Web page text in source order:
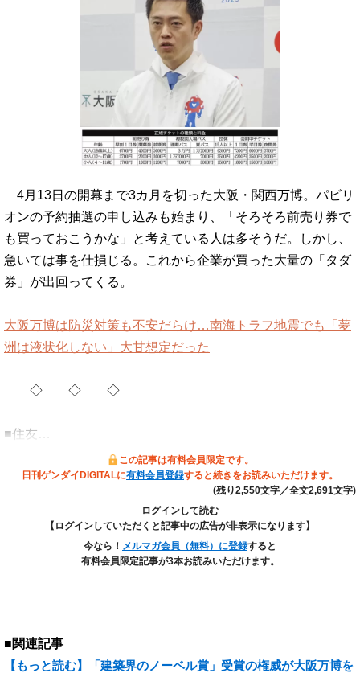
4月13日の開幕まで3カ月を切った大阪・関西万博。パビリ
オンの予約抽選の申し込みも始まり、「そろそろ前売り券で
も買っておこうかな」と考えている人は多そうだ。しかし、
急いては事を仕損じる。これから企業が買った大量の「タダ
券」が出回ってくる。
大阪万博は防災対策も不安だらけ…南海トラフ地震でも「夢
洲は液状化しない」大甘想定だった
◇ ◇ ◇
■住友…
この記事は有料会員限定です。
日刊ゲンダイDIGITALに有料会員登録すると続きをお読みいただけます。
(残り2,550文字／全文2,691文字)
ログインして読む
【ログインしていただくと記事中の広告が非表示になります】
今なら！ メルマガ会員（無料）に登録すると
有料会員限定記事が3本お読みいただけます。
■関連記事
【もっと読む】「建築界のノーベル賞」受賞の権威が大阪万博を